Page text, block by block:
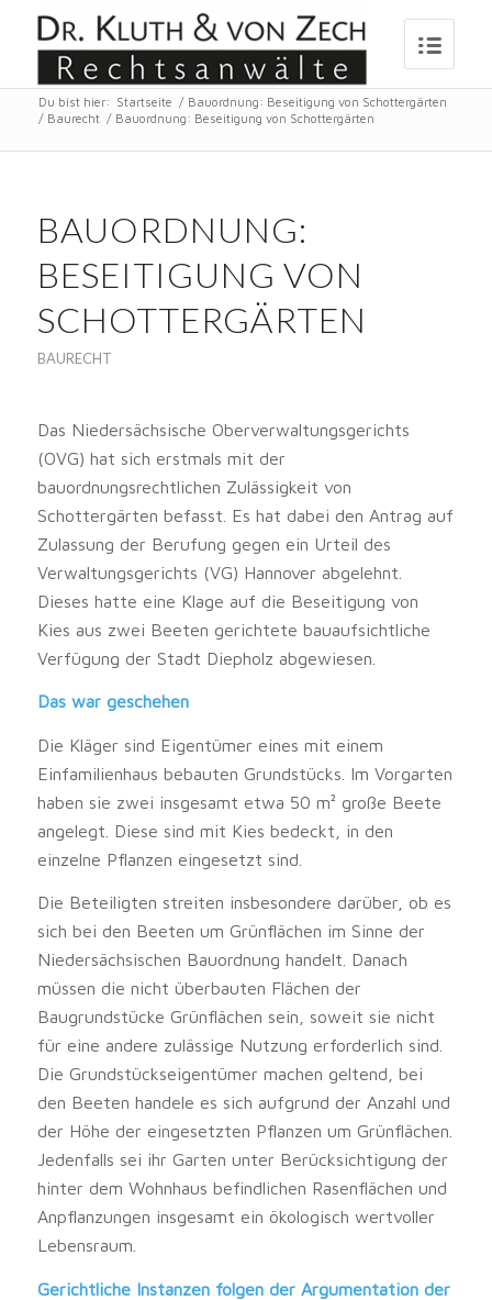
Du bist hier: Startseite / Bauordnung: Beseitigung von Schottergärten
/ Baurecht / Bauordnung: Beseitigung von Schottergärten
BAUORDNUNG:
BESEITIGUNG VON
SCHOTTERGÄRTEN
BAURECHT
Das Niedersächsische Oberverwaltungsgerichts
(OVG) hat sich erstmals mit der
bauordnungsrechtlichen Zulässigkeit von
Schottergärten befasst. Es hat dabei den Antrag auf
Zulassung der Berufung gegen ein Urteil des
Verwaltungsgerichts (VG) Hannover abgelehnt.
Dieses hatte eine Klage auf die Beseitigung von
Kies aus zwei Beeten gerichtete bauaufsichtliche
Verfügung der Stadt Diepholz abgewiesen.
Das war geschehen
Die Kläger sind Eigentümer eines mit einem
Einfamilienhaus bebauten Grundstücks. Im Vorgarten
haben sie zwei insgesamt etwa 50 m² große Beete
angelegt. Diese sind mit Kies bedeckt, in den
einzelne Pflanzen eingesetzt sind.
Die Beteiligten streiten insbesondere darüber, ob es
sich bei den Beeten um Grünflächen im Sinne der
Niedersächsischen Bauordnung handelt. Danach
müssen die nicht überbauten Flächen der
Baugrundstücke Grünflächen sein, soweit sie nicht
für eine andere zulässige Nutzung erforderlich sind.
Die Grundstückseigentümer machen geltend, bei
den Beeten handele es sich aufgrund der Anzahl und
der Höhe der eingesetzten Pflanzen um Grünflächen.
Jedenfalls sei ihr Garten unter Berücksichtigung der
hinter dem Wohnhaus befindlichen Rasenflächen und
Anpflanzungen insgesamt ein ökologisch wertvoller
Lebensraum.
Gerichtliche Instanzen folgen der Argumentation der